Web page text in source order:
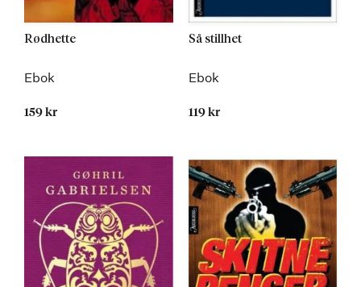
Rødhette
Ebok
159 kr
Så stillhet
Ebok
119 kr